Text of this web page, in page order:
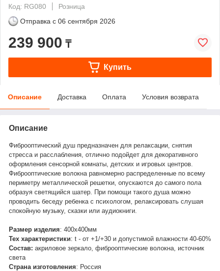
Код: RG080
Розница
Отправка с 06 сентября 2026
239 900 ₸
Купить
Описание Доставка Оплата Условия возврата
Описание
Фиброоптический душ предназначен для релаксации, снятия
стресса и расслабления, отлично подойдет для декоративного
оформления сенсорной комнаты, детских и игровых центров.
Фиброоптические волокна равномерно распределенные по всему
периметру металлической решетки, опускаются до самого пола
образуя светящийся шатер. При помощи такого душа можно
проводить беседу ребенка с психологом, релаксировать слушая
спокойную музыку, сказки или аудиокниги.
Размер изделия: 400х400мм
Тех характеристики: t - от +1/+30 и допустимой влажности 40-60%
Состав: акриловое зеркало, фиброоптические волокна, источник
света
Страна изготовления: Россия